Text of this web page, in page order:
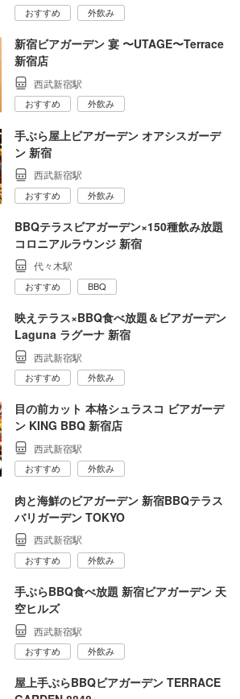
おすすめ 外飲み
新宿ビアガーデン 宴 〜UTAGE〜Terrace
新宿店
西武新宿駅
おすすめ 外飲み
手ぶら屋上ビアガーデン オアシスガーデ
ン 新宿
西武新宿駅
おすすめ 外飲み
BBQテラスビアガーデン×150種飲み放題
コロニアルラウンジ 新宿
代々木駅
おすすめ BBQ
映えテラス×BBQ食べ放題＆ビアガーデン
Laguna ラグーナ 新宿
西武新宿駅
おすすめ 外飲み
目の前カット 本格シュラスコ ビアガーデ
ン KING BBQ 新宿店
西武新宿駅
おすすめ 外飲み
肉と海鮮のビアガーデン 新宿BBQテラス
バリガーデン TOKYO
西武新宿駅
おすすめ 外飲み
手ぶらBBQ食べ放題 新宿ビアガーデン 天
空ヒルズ
西武新宿駅
おすすめ 外飲み
屋上手ぶらBBQビアガーデン TERRACE